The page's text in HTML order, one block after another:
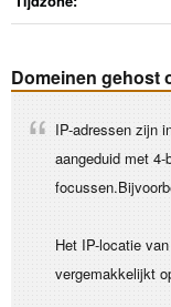
Domeinen gehost
IP-adressen zijn
aangeduid met
Het IP-locatie van
vergemakkelijkt